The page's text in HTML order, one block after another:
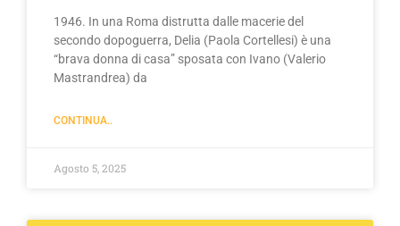
1946. In una Roma distrutta dalle macerie del
secondo dopoguerra, Delia (Paola Cortellesi) è una
“brava donna di casa” sposata con Ivano (Valerio
Mastrandrea) da
CONTINUA..
Agosto 5, 2025